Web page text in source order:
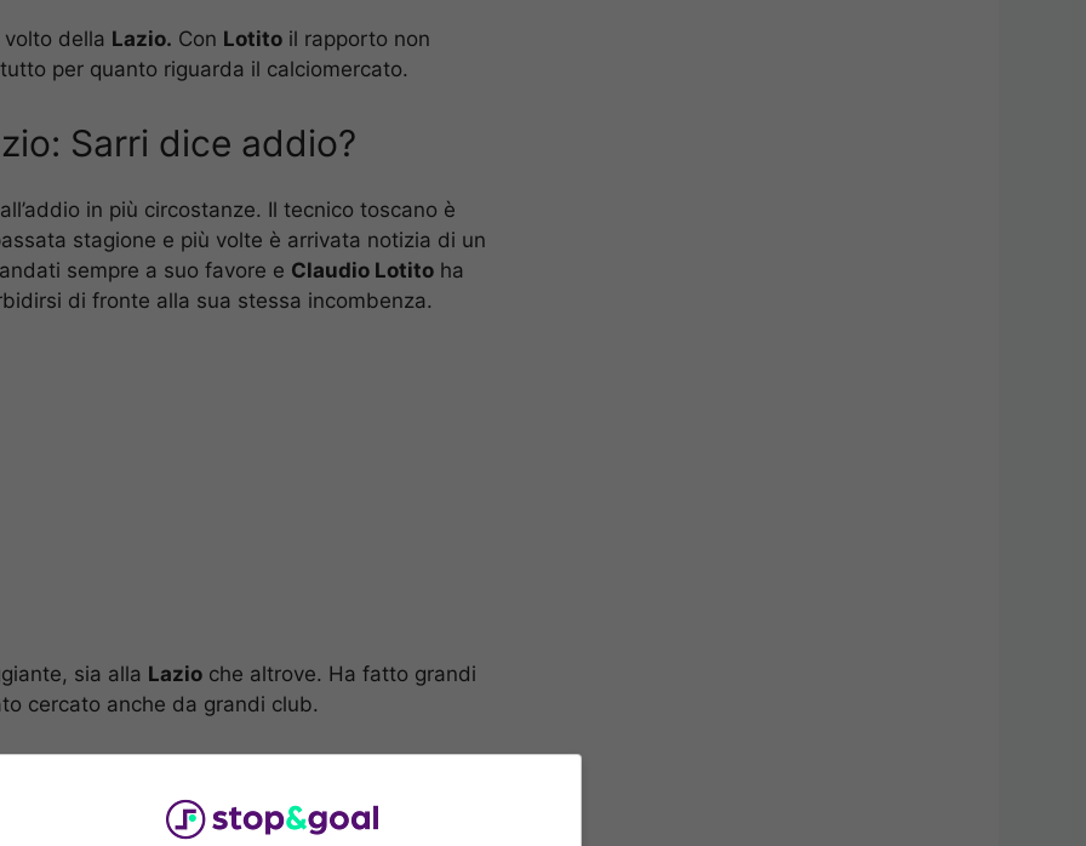
della Lazio. Con Lotito il rapporto non
per quanto riguarda il calciomercato.
Sarri dice addio?
in più circostanze. Il tecnico toscano è
stagione e più volte è arrivata notizia di un
sempre a suo favore e Claudio Lotito ha
di fronte alla sua stessa incombenza.
sia alla Lazio che altrove. Ha fatto grandi
cercato anche da grandi club.
che ha svelato lo stesso allenatore in diretta